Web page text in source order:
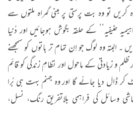
تو وہ بت پرستی پر مبنی گمراہ ملتوں سے
حنیفیہ‘‘ کے حلقہ بگوش ہوجائیں اور دُنیا
البتہ وہ لوگ جو اِن تمام تر باتوں کو سمجھنے
و زیادتی کے ماحول اور نظامِ زندگی کو قائم
کر ڈال دیا جائے گا اور وہ جہنم بہت ہی بُرا
وسائل کی فراہمی بلاتفریق رنگ، نسل،